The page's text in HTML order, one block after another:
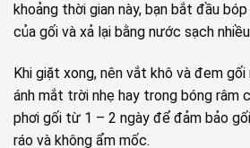
khoảng thời gian này, bạn bắt đầu
của gối và xả lại bằng nước sạch
Khi giặt xong, nên vắt khô và đem
ánh mắt trời nhẹ hay trong bóng râm
phơi gối từ 1 – 2 ngày để đảm bảo
ráo và không ẩm mốc.